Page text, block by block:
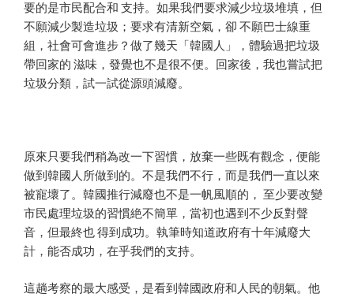
要的是市民配合和 支持。如果我們要求減少垃圾堆填，但
不願減少製造垃圾；要求有清新空氣，卻 不願巴士線重
組，社會可會進步？做了幾天「韓國人」，體驗過把垃圾
帶回家的 滋味，發覺也不是很不便。回家後，我也嘗試把
垃圾分類，試一試從源頭減廢。
原來只要我們稍為改一下習慣，放棄一些既有觀念，便能
做到韓國人所做到的。不是我們不行，而是我們一直以來
被寵壞了。韓國推行減廢也不是一帆風順的， 至少要改變
市民處理垃圾的習慣絶不簡單，當初也遇到不少反對聲
音，但最終也 得到成功。執筆時知道政府有十年減廢大
計，能否成功，在乎我們的支持。
這趟考察的最大感受，是看到韓國政府和人民的朝氣。他